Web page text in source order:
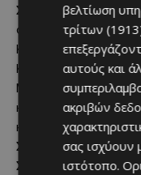
Σήμερα Κυριακή 21/3/
φορά όχι τυχαία..
Κυπερούντας.. με το
Κυπερούντας δρ.
Μητρόπολης Λεμεσού
κοινότητας πάτερ
και τον αντιπρόεδρο
Συμβουλίου
Συμβουλίου Αμιάντου
βελτίωση
τρίτων
αυτούς και
ακριβών
σας ισχύουν
ιστότοπο.